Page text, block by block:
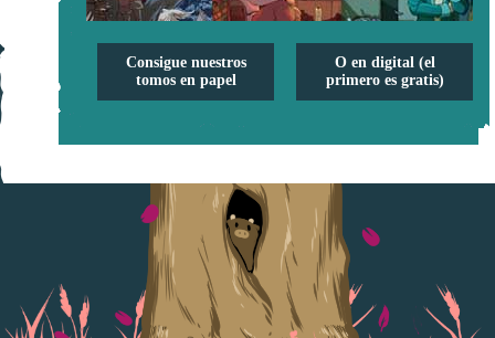
Consigue nuestros
tomos en papel
O en digital (el
primero es gratis)